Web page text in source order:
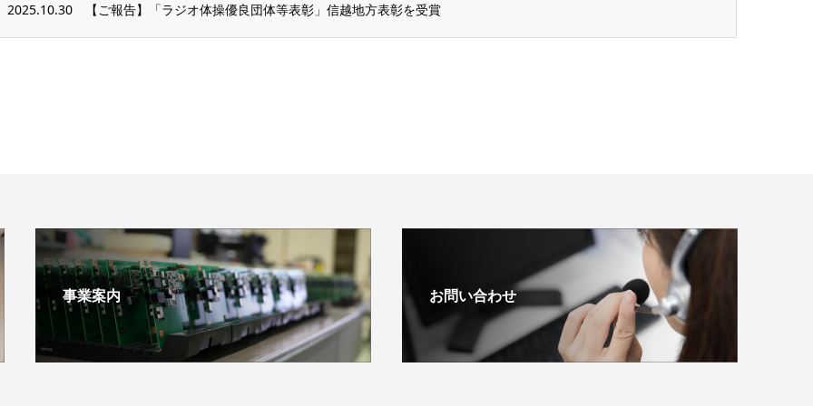
2025.10.30 【ご報告】「ラジオ体操優良団体等表彰」信越地方表彰を受賞
事業案内 お問い合わせ